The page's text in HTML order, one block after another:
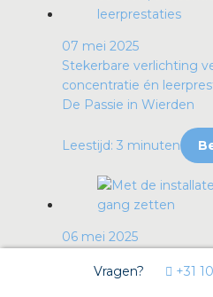
07 mei 2025
Stekerbare verlichting
concentratie én
De Passie in Wierden
Leestijd: 3 minuten
06 mei 2025
De bouw- en
Vragen? +31